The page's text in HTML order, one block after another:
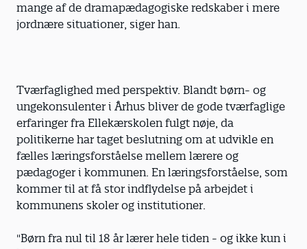
mange af de dramapædagogiske redskaber i mere
jordnære situationer, siger han.
Tværfaglighed med perspektiv. Blandt børn- og
ungekonsulenter i Århus bliver de gode tværfaglige
erfaringer fra Ellekærskolen fulgt nøje, da
politikerne har taget beslutning om at udvikle en
fælles læringsforståelse mellem lærere og
pædagoger i kommunen. En læringsforståelse, som
kommer til at få stor indflydelse på arbejdet i
kommunens skoler og institutioner.
"Børn fra nul til 18 år lærer hele tiden - og ikke kun i